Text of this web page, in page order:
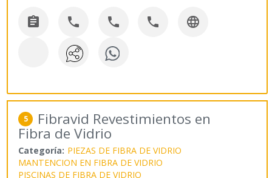
    
5 Fibravid Revestimientos en
Fibra de Vidrio
Categoría: PIEZAS DE FIBRA DE VIDRIO
MANTENCION EN FIBRA DE VIDRIO
PISCINAS DE FIBRA DE VIDRIO